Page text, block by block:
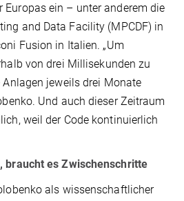
ein – unter anderem die
and Data Facility (MPCDF) in
Fusion in Italien. „Um
von drei Millisekunden zu
jeweils drei Monate
Und auch dieser Zeitraum
weil der Code kontinuierlich
braucht es Zwischenschritte
als wissenschaftlicher